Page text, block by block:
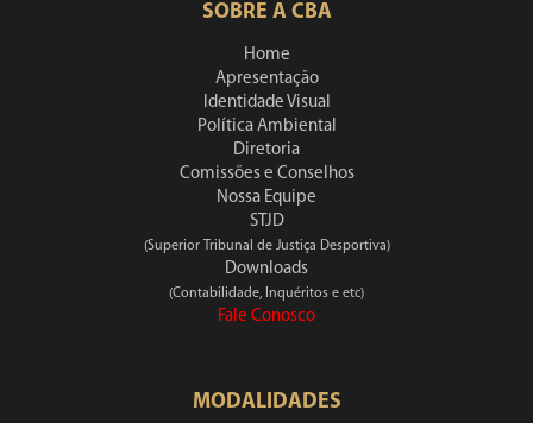
SOBRE A CBA
Home
Apresentação
Identidade Visual
Política Ambiental
Diretoria
Comissões e Conselhos
Nossa Equipe
STJD
(Superior Tribunal de Justiça Desportiva)
Downloads
(Contabilidade, Inquéritos e etc)
Fale Conosco
MODALIDADES